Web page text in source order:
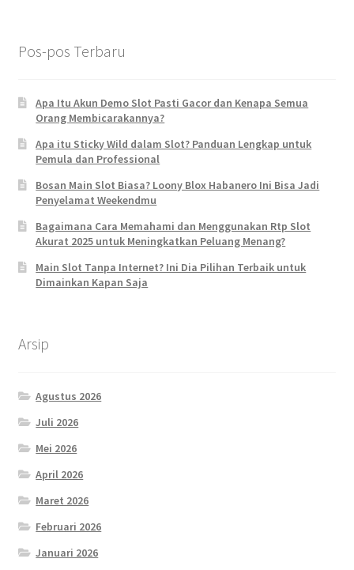
Pos-pos Terbaru
Apa Itu Akun Demo Slot Pasti Gacor dan Kenapa Semua
Orang Membicarakannya?
Apa itu Sticky Wild dalam Slot? Panduan Lengkap untuk
Pemula dan Professional
Bosan Main Slot Biasa? Loony Blox Habanero Ini Bisa Jadi
Penyelamat Weekendmu
Bagaimana Cara Memahami dan Menggunakan Rtp Slot
Akurat 2025 untuk Meningkatkan Peluang Menang?
Main Slot Tanpa Internet? Ini Dia Pilihan Terbaik untuk
Dimainkan Kapan Saja
Arsip
Agustus 2026
Juli 2026
Mei 2026
April 2026
Maret 2026
Februari 2026
Januari 2026